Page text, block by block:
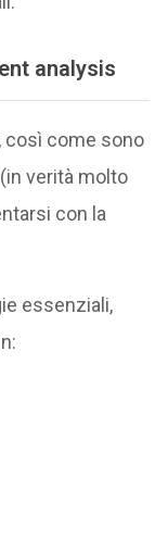
analysis
così come sono
verità molto
con la
essenziali,